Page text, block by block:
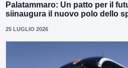
Palatammaro: Un patto per il
siinaugura il nuovo polo dello
25 LUGLIO 2026